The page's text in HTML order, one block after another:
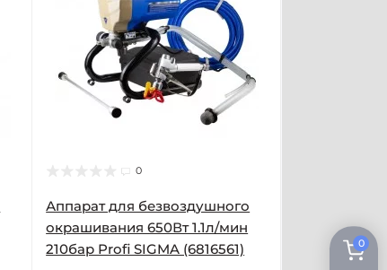
0
0
Аппарат для безвоздушного
окрашивания 650Вт 1.1л/мин
210бар Profi SIGMA (6816561)